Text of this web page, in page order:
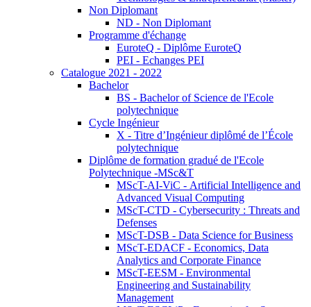
Non Diplomant
ND - Non Diplomant
Programme d'échange
EuroteQ - Diplôme EuroteQ
PEI - Echanges PEI
Catalogue 2021 - 2022
Bachelor
BS - Bachelor of Science de l'Ecole
polytechnique
Cycle Ingénieur
X - Titre d’Ingénieur diplômé de l’École
polytechnique
Diplôme de formation gradué de l'Ecole
Polytechnique -MSc&T
MScT-AI-ViC - Artificial Intelligence and
Advanced Visual Computing
MScT-CTD - Cybersecurity : Threats and
Defenses
MScT-DSB - Data Science for Business
MScT-EDACF - Economics, Data
Analytics and Corporate Finance
MScT-EESM - Environmental
Engineering and Sustainability
Management